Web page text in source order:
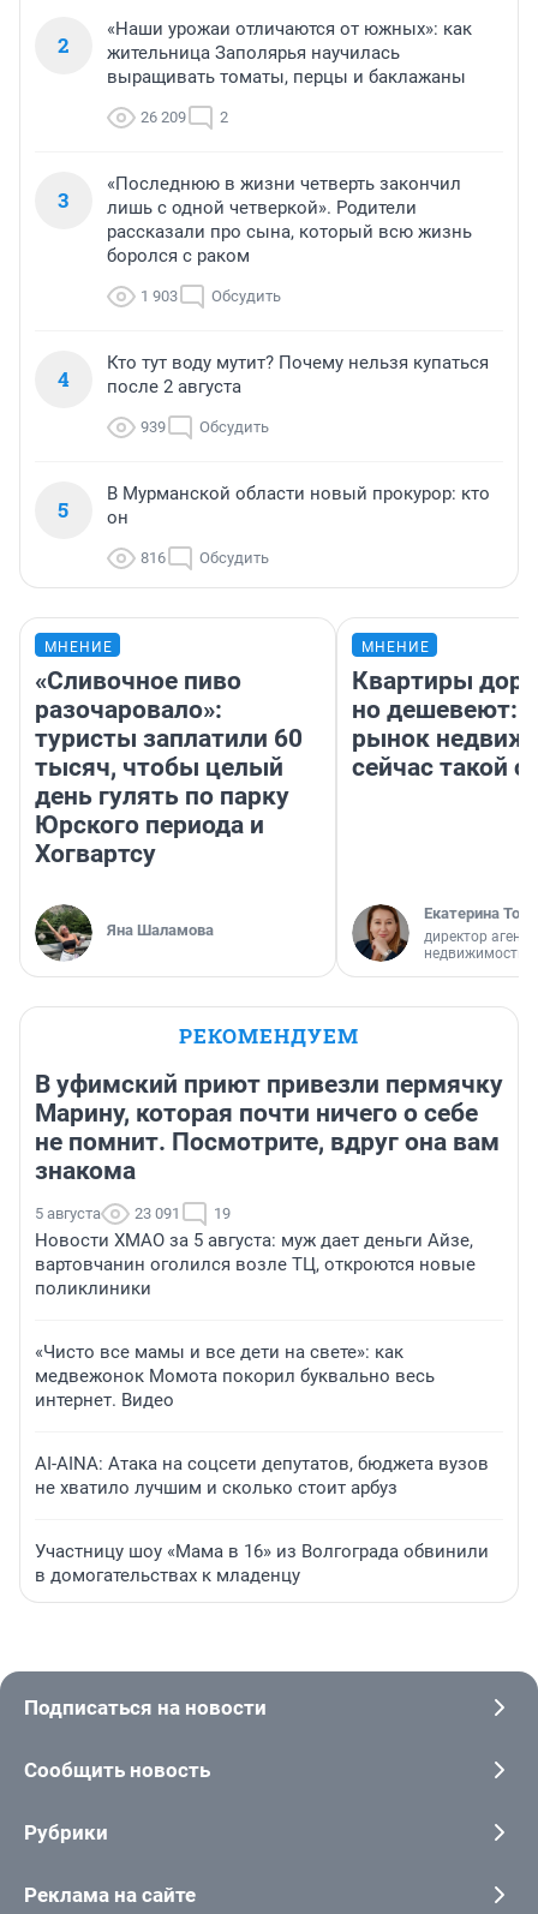
2
«Наши урожаи отличаются от южных»: как
жительница Заполярья научилась
выращивать томаты, перцы и баклажаны
26 209 2
3
«Последнюю в жизни четверть закончил
лишь с одной четверкой». Родители
рассказали про сына, который всю жизнь
боролся с раком
1 903 Обсудить
4
Кто тут воду мутит? Почему нельзя купаться
после 2 августа
939 Обсудить
5
В Мурманской области новый прокурор: кто
он
816 Обсудить
МНЕНИЕ
«Сливочное пиво
разочаровало»:
туристы заплатили 60
тысяч, чтобы целый
день гулять по парку
Юрского периода и
Хогвартсу
Яна Шаламова
МНЕНИЕ
Квартиры
но дешевеют:
рынок
сейчас такой
Екатерина
директор
недвижимости
РЕКОМЕНДУЕМ
В уфимский приют привезли пермячку
Марину, которая почти ничего о себе
не помнит. Посмотрите, вдруг она вам
знакома
5 августа 23 091 19
Новости ХМАО за 5 августа: муж дает деньги Айзе,
вартовчанин оголился возле ТЦ, откроются новые
поликлиники
«Чисто все мамы и все дети на свете»: как
медвежонок Момота покорил буквально весь
интернет. Видео
AI-AINA: Атака на соцсети депутатов, бюджета вузов
не хватило лучшим и сколько стоит арбуз
Участницу шоу «Мама в 16» из Волгограда обвинили
в домогательствах к младенцу
Подписаться на новости
Сообщить новость
Рубрики
Реклама на сайте